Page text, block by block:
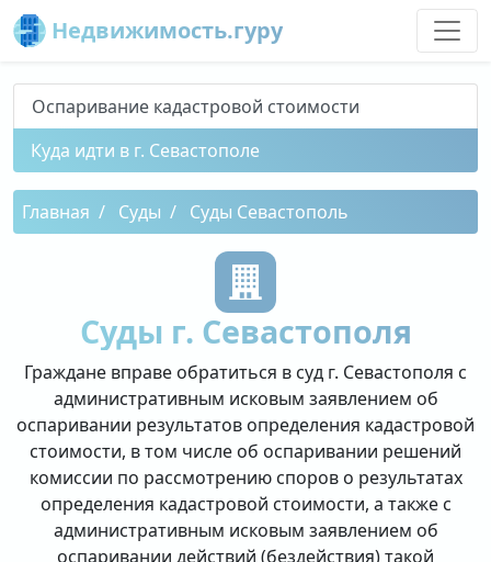
Недвижимость.гуру
Оспаривание кадастровой стоимости
Куда идти в г. Севастополе
Главная Суды Суды Севастополь
Суды г. Севастополя
Граждане вправе обратиться в суд г. Севастополя с
административным исковым заявлением об
оспаривании результатов определения кадастровой
стоимости, в том числе об оспаривании решений
комиссии по рассмотрению споров о результатах
определения кадастровой стоимости, а также с
административным исковым заявлением об
оспаривании действий (бездействия) такой